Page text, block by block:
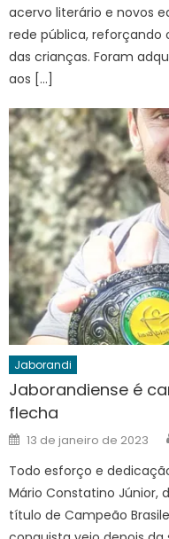
acervo literário e novos
rede pública,
das crianças. Foram
aos […]
Jaborandi
Jaborandiense é
flecha
Posted
on
13 de janeiro de 2023
Todo esforço e
Mário Constatino Júnior,
título de Campeão